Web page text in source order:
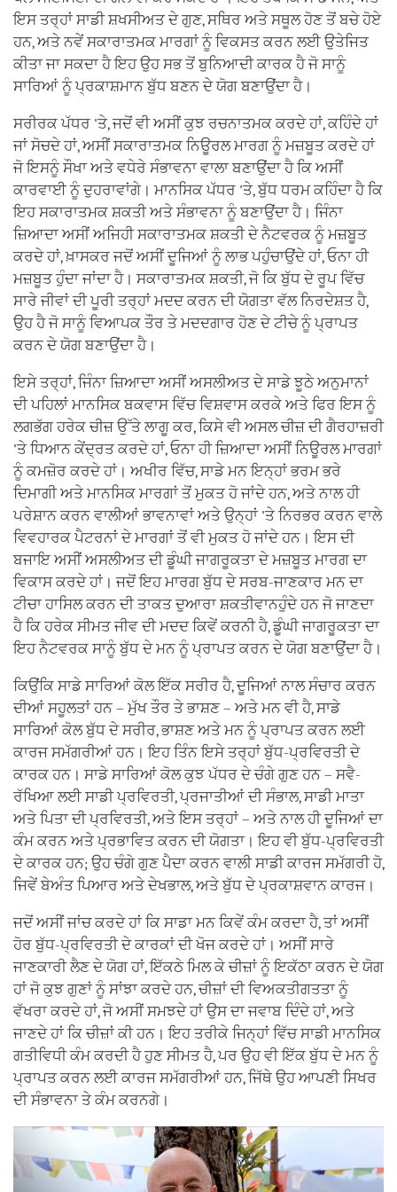
ਇਸ ਤਰ੍ਹਾਂ ਸਾਡੀ ਸ਼ਖਸੀਅਤ ਦੇ ਗੁਣ, ਸਥਿਰ ਅਤੇ ਸਥੂਲ ਹੋਣ ਤੋਂ ਬਚੇ ਹੋਏ
ਹਨ, ਅਤੇ ਨਵੇਂ ਸਕਾਰਾਤਮਕ ਮਾਰਗਾਂ ਨੂੰ ਵਿਕਸਤ ਕਰਨ ਲਈ ਉਤੇਜਿਤ
ਕੀਤਾ ਜਾ ਸਕਦਾ ਹੈ ਇਹ ਉਹ ਸਭ ਤੋਂ ਬੁਨਿਆਦੀ ਕਾਰਕ ਹੈ ਜੋ ਸਾਨੂੰ
ਸਾਰਿਆਂ ਨੂੰ ਪ੍ਰਕਾਸ਼ਮਾਨ ਬੁੱਧ ਬਣਨ ਦੇ ਯੋਗ ਬਣਾਉਂਦਾ ਹੈ।
ਸਰੀਰਕ ਪੱਧਰ 'ਤੇ, ਜਦੋਂ ਵੀ ਅਸੀਂ ਕੁਝ ਰਚਨਾਤਮਕ ਕਰਦੇ ਹਾਂ, ਕਹਿੰਦੇ ਹਾਂ
ਜਾਂ ਸੋਚਦੇ ਹਾਂ, ਅਸੀਂ ਸਕਾਰਾਤਮਕ ਨਿਊਰਲ ਮਾਰਗ ਨੂੰ ਮਜ਼ਬੂਤ ਕਰਦੇ ਹਾਂ
ਜੋ ਇਸਨੂੰ ਸੌਖਾ ਅਤੇ ਵਧੇਰੇ ਸੰਭਾਵਨਾ ਵਾਲਾ ਬਣਾਉਂਦਾ ਹੈ ਕਿ ਅਸੀਂ
ਕਾਰਵਾਈ ਨੂੰ ਦੁਹਰਾਵਾਂਗੇ। ਮਾਨਸਿਕ ਪੱਧਰ 'ਤੇ, ਬੁੱਧ ਧਰਮ ਕਹਿੰਦਾ ਹੈ ਕਿ
ਇਹ ਸਕਾਰਾਤਮਕ ਸ਼ਕਤੀ ਅਤੇ ਸੰਭਾਵਨਾ ਨੂੰ ਬਣਾਉਂਦਾ ਹੈ। ਜਿੰਨਾ
ਜ਼ਿਆਦਾ ਅਸੀਂ ਅਜਿਹੀ ਸਕਾਰਾਤਮਕ ਸ਼ਕਤੀ ਦੇ ਨੈਟਵਰਕ ਨੂੰ ਮਜ਼ਬੂਤ
ਕਰਦੇ ਹਾਂ, ਖ਼ਾਸਕਰ ਜਦੋਂ ਅਸੀਂ ਦੂਜਿਆਂ ਨੂੰ ਲਾਭ ਪਹੁੰਚਾਉਂਦੇ ਹਾਂ, ਓਨਾ ਹੀ
ਮਜ਼ਬੂਤ ਹੁੰਦਾ ਜਾਂਦਾ ਹੈ। ਸਕਾਰਾਤਮਕ ਸ਼ਕਤੀ, ਜੋ ਕਿ ਬੁੱਧ ਦੇ ਰੂਪ ਵਿੱਚ
ਸਾਰੇ ਜੀਵਾਂ ਦੀ ਪੂਰੀ ਤਰ੍ਹਾਂ ਮਦਦ ਕਰਨ ਦੀ ਯੋਗਤਾ ਵੱਲ ਨਿਰਦੇਸ਼ਤ ਹੈ,
ਉਹ ਹੈ ਜੋ ਸਾਨੂੰ ਵਿਆਪਕ ਤੌਰ ਤੇ ਮਦਦਗਾਰ ਹੋਣ ਦੇ ਟੀਚੇ ਨੂੰ ਪ੍ਰਾਪਤ
ਕਰਨ ਦੇ ਯੋਗ ਬਣਾਉਂਦਾ ਹੈ।
ਇਸੇ ਤਰ੍ਹਾਂ, ਜਿੰਨਾ ਜ਼ਿਆਦਾ ਅਸੀਂ ਅਸਲੀਅਤ ਦੇ ਸਾਡੇ ਝੂਠੇ ਅਨੁਮਾਨਾਂ
ਦੀ ਪਹਿਲਾਂ ਮਾਨਸਿਕ ਬਕਵਾਸ ਵਿੱਚ ਵਿਸ਼ਵਾਸ ਕਰਕੇ ਅਤੇ ਫਿਰ ਇਸ ਨੂੰ
ਲਗਭੱਗ ਹਰੇਕ ਚੀਜ਼ ਉੱਤੇ ਲਾਗੂ ਕਰ, ਕਿਸੇ ਵੀ ਅਸਲ ਚੀਜ਼ ਦੀ ਗੈਰਹਾਜ਼ਰੀ
'ਤੇ ਧਿਆਨ ਕੇਂਦ੍ਰਤ ਕਰਦੇ ਹਾਂ, ਓਨਾ ਹੀ ਜ਼ਿਆਦਾ ਅਸੀਂ ਨਿਊਰਲ ਮਾਰਗਾਂ
ਨੂੰ ਕਮਜ਼ੋਰ ਕਰਦੇ ਹਾਂ। ਅਖੀਰ ਵਿੱਚ, ਸਾਡੇ ਮਨ ਇਨ੍ਹਾਂ ਭਰਮ ਭਰੇ
ਦਿਮਾਗੀ ਅਤੇ ਮਾਨਸਿਕ ਮਾਰਗਾਂ ਤੋਂ ਮੁਕਤ ਹੋ ਜਾਂਦੇ ਹਨ, ਅਤੇ ਨਾਲ ਹੀ
ਪਰੇਸ਼ਾਨ ਕਰਨ ਵਾਲੀਆਂ ਭਾਵਨਾਵਾਂ ਅਤੇ ਉਨ੍ਹਾਂ 'ਤੇ ਨਿਰਭਰ ਕਰਨ ਵਾਲੇ
ਵਿਵਹਾਰਕ ਪੈਟਰਨਾਂ ਦੇ ਮਾਰਗਾਂ ਤੋਂ ਵੀ ਮੁਕਤ ਹੋ ਜਾਂਦੇ ਹਨ। ਇਸ ਦੀ
ਬਜਾਇ ਅਸੀਂ ਅਸਲੀਅਤ ਦੀ ਡੂੰਘੀ ਜਾਗਰੂਕਤਾ ਦੇ ਮਜ਼ਬੂਤ ਮਾਰਗ ਦਾ
ਵਿਕਾਸ ਕਰਦੇ ਹਾਂ। ਜਦੋਂ ਇਹ ਮਾਰਗ ਬੁੱਧ ਦੇ ਸਰਬ-ਜਾਣਕਾਰ ਮਨ ਦਾ
ਟੀਚਾ ਹਾਸਿਲ ਕਰਨ ਦੀ ਤਾਕਤ ਦੁਆਰਾ ਸ਼ਕਤੀਵਾਨਹੁੰਦੇ ਹਨ ਜੋ ਜਾਣਦਾ
ਹੈ ਕਿ ਹਰੇਕ ਸੀਮਤ ਜੀਵ ਦੀ ਮਦਦ ਕਿਵੇਂ ਕਰਨੀ ਹੈ, ਡੂੰਘੀ ਜਾਗਰੂਕਤਾ ਦਾ
ਇਹ ਨੈਟਵਰਕ ਸਾਨੂੰ ਬੁੱਧ ਦੇ ਮਨ ਨੂੰ ਪ੍ਰਾਪਤ ਕਰਨ ਦੇ ਯੋਗ ਬਣਾਉਂਦਾ ਹੈ।
ਕਿਉਂਕਿ ਸਾਡੇ ਸਾਰਿਆਂ ਕੋਲ ਇੱਕ ਸਰੀਰ ਹੈ, ਦੂਜਿਆਂ ਨਾਲ ਸੰਚਾਰ ਕਰਨ
ਦੀਆਂ ਸਹੂਲਤਾਂ ਹਨ – ਮੁੱਖ ਤੌਰ ਤੇ ਭਾਸ਼ਣ – ਅਤੇ ਮਨ ਵੀ ਹੈ, ਸਾਡੇ
ਸਾਰਿਆਂ ਕੋਲ ਬੁੱਧ ਦੇ ਸਰੀਰ, ਭਾਸ਼ਣ ਅਤੇ ਮਨ ਨੂੰ ਪ੍ਰਾਪਤ ਕਰਨ ਲਈ
ਕਾਰਜ ਸਮੱਗਰੀਆਂ ਹਨ। ਇਹ ਤਿੰਨ ਇਸੇ ਤਰ੍ਹਾਂ ਬੁੱਧ-ਪ੍ਰਵਿਰਤੀ ਦੇ
ਕਾਰਕ ਹਨ। ਸਾਡੇ ਸਾਰਿਆਂ ਕੋਲ ਕੁਝ ਪੱਧਰ ਦੇ ਚੰਗੇ ਗੁਣ ਹਨ – ਸਵੈ-
ਰੱਖਿਆ ਲਈ ਸਾਡੀ ਪ੍ਰਵਿਰਤੀ, ਪ੍ਰਜਾਤੀਆਂ ਦੀ ਸੰਭਾਲ, ਸਾਡੀ ਮਾਤਾ
ਅਤੇ ਪਿਤਾ ਦੀ ਪ੍ਰਵਿਰਤੀ, ਅਤੇ ਇਸ ਤਰ੍ਹਾਂ – ਅਤੇ ਨਾਲ ਹੀ ਦੂਜਿਆਂ ਦਾ
ਕੰਮ ਕਰਨ ਅਤੇ ਪ੍ਰਭਾਵਿਤ ਕਰਨ ਦੀ ਯੋਗਤਾ। ਇਹ ਵੀ ਬੁੱਧ-ਪ੍ਰਵਿਰਤੀ
ਦੇ ਕਾਰਕ ਹਨ; ਉਹ ਚੰਗੇ ਗੁਣ ਪੈਦਾ ਕਰਨ ਵਾਲੀ ਸਾਡੀ ਕਾਰਜ ਸਮੱਗਰੀ ਹੋ,
ਜਿਵੇਂ ਬੇਅੰਤ ਪਿਆਰ ਅਤੇ ਦੇਖਭਾਲ, ਅਤੇ ਬੁੱਧ ਦੇ ਪ੍ਰਕਾਸ਼ਵਾਨ ਕਾਰਜ।
ਜਦੋਂ ਅਸੀਂ ਜਾਂਚ ਕਰਦੇ ਹਾਂ ਕਿ ਸਾਡਾ ਮਨ ਕਿਵੇਂ ਕੰਮ ਕਰਦਾ ਹੈ, ਤਾਂ ਅਸੀਂ
ਹੋਰ ਬੁੱਧ-ਪ੍ਰਵਿਰਤੀ ਦੇ ਕਾਰਕਾਂ ਦੀ ਖੋਜ ਕਰਦੇ ਹਾਂ। ਅਸੀਂ ਸਾਰੇ
ਜਾਣਕਾਰੀ ਲੈਣ ਦੇ ਯੋਗ ਹਾਂ, ਇੱਕਠੇ ਮਿਲ ਕੇ ਚੀਜ਼ਾਂ ਨੂੰ ਇਕੱਠਾ ਕਰਨ ਦੇ ਯੋਗ
ਹਾਂ ਜੋ ਕੁਝ ਗੁਣਾਂ ਨੂੰ ਸਾਂਝਾ ਕਰਦੇ ਹਨ, ਚੀਜ਼ਾਂ ਦੀ ਵਿਅਕਤੀਗਤਤਾ ਨੂੰ
ਵੱਖਰਾ ਕਰਦੇ ਹਾਂ, ਜੋ ਅਸੀਂ ਸਮਝਦੇ ਹਾਂ ਉਸ ਦਾ ਜਵਾਬ ਦਿੰਦੇ ਹਾਂ, ਅਤੇ
ਜਾਣਦੇ ਹਾਂ ਕਿ ਚੀਜ਼ਾਂ ਕੀ ਹਨ। ਇਹ ਤਰੀਕੇ ਜਿਨ੍ਹਾਂ ਵਿੱਚ ਸਾਡੀ ਮਾਨਸਿਕ
ਗਤੀਵਿਧੀ ਕੰਮ ਕਰਦੀ ਹੈ ਹੁਣ ਸੀਮਤ ਹੈ, ਪਰ ਉਹ ਵੀ ਇੱਕ ਬੁੱਧ ਦੇ ਮਨ ਨੂੰ
ਪ੍ਰਾਪਤ ਕਰਨ ਲਈ ਕਾਰਜ ਸਮੱਗਰੀਆਂ ਹਨ, ਜਿੱਥੇ ਉਹ ਆਪਣੀ ਸਿਖਰ
ਦੀ ਸੰਭਾਵਨਾ ਤੇ ਕੰਮ ਕਰਨਗੇ।